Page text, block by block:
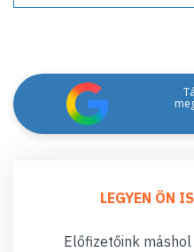
LEGYEN ÖN
Előfizetőink